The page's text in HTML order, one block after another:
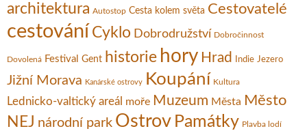
architektura Autostop Cesta kolem světa Cestovatelé
cestování Cyklo Dobrodružství Dobročinnost
Dovolená Festival Gent historie hory Hrad Indie Jezero
Jižní Morava Kanárské ostrovy Koupání Kultura
Lednicko-valtický areál moře Muzeum Města Město
NEJ národní park Ostrov Památky Plavba lodí